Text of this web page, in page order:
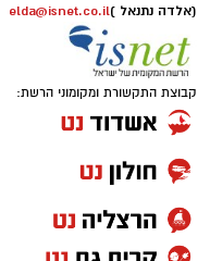
(אלדה נתנאל )elda@isnet.co.il
קבוצת התקשורת ומקומוני הרשת: